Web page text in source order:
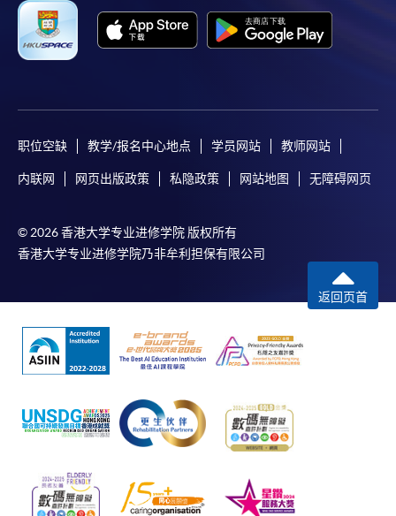
职位空缺 教学/报名中心地点 学员网站 教师网站
内联网 网页出版政策 私隐政策 网站地图 无障碍网页
© 2026 香港大学专业进修学院 版权所有
香港大学专业进修学院乃非牟利担保有限公司
返回页首